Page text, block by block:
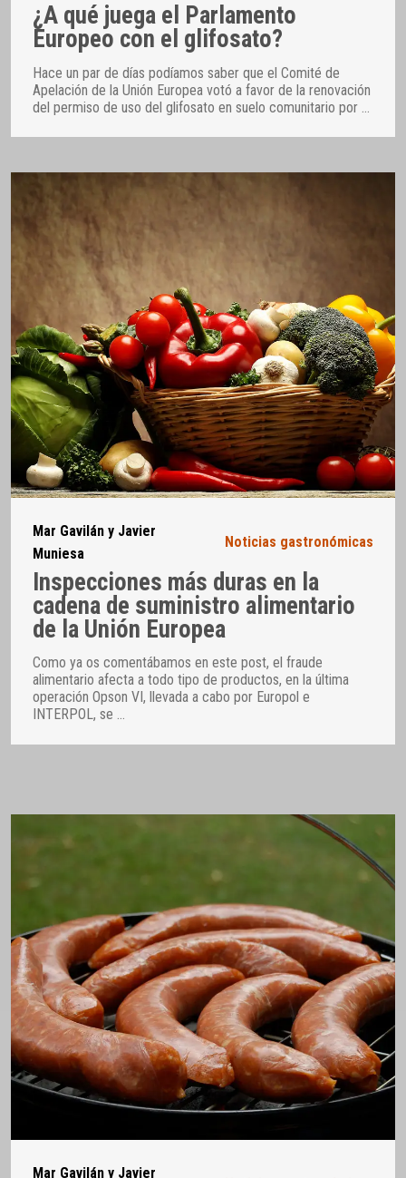
¿A qué juega el Parlamento
Europeo con el glifosato?
Hace un par de días podíamos saber que el Comité de
Apelación de la Unión Europea votó a favor de la renovación
del permiso de uso del glifosato en suelo comunitario por
Mar Gavilán y Javier
Muniesa
Noticias gastronómicas
Inspecciones más duras en la
cadena de suministro alimentario
de la Unión Europea
Como ya os comentábamos en este post, el fraude
alimentario afecta a todo tipo de productos, en la última
operación Opson VI, llevada a cabo por Europol e
INTERPOL, se …
Mar Gavilán y Javier